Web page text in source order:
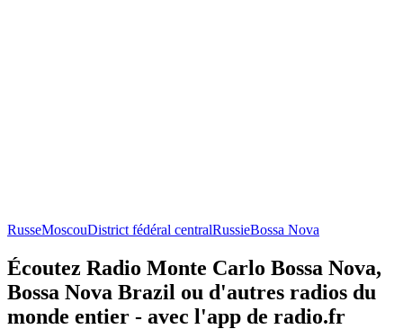
RusseMoscouDistrict fédéral centralRussieBossa Nova
Écoutez Radio Monte Carlo Bossa Nova,
Bossa Nova Brazil ou d'autres radios du
monde entier - avec l'app de radio.fr